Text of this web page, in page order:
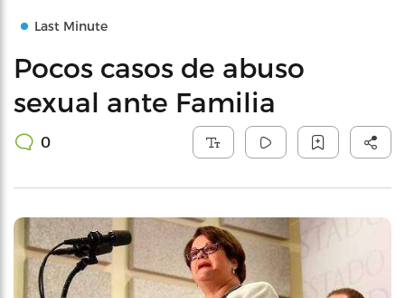
Last Minute
Pocos casos de abuso
sexual ante Familia
0